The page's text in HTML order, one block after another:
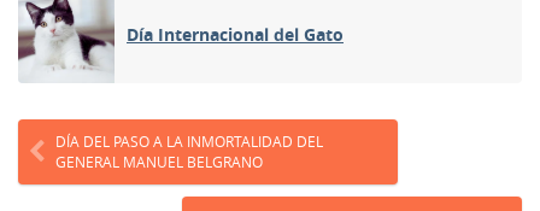
Día Internacional del Gato
DÍA DEL PASO A LA INMORTALIDAD DEL
GENERAL MANUEL BELGRANO